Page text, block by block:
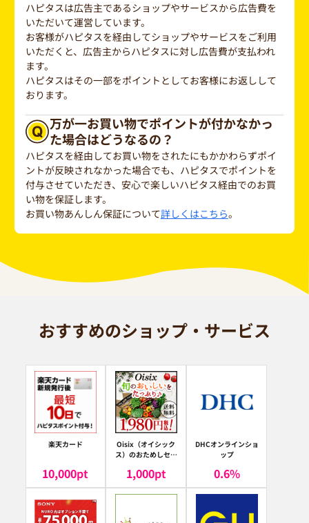
ハピタスは広告主であるショップやサービスから広告費を
いただいて運営しています。
お客様がハピタスを経由してショップやサービスをご利用
いただくと、広告主からハピタスに対し広告費が支払われ
ます。
ハピタスはその一部をポイントとしてお客様にお返しして
おります。
万が一お買い物でポイントが付かなかっ
た場合はどうなるの？
ハピタスを経由してお買い物をされたにもかかわらずポイ
ントが反映されなかった場合でも、ハピタスでポイントを
付与させていただき、安心で楽しいハピタス経由でのお買
い物を保証します。
お買い物あんしん保証について詳しくはこちら。
おすすめのショップ・サービス
楽天カード
10,000pt
Oisix（オイシック
ス）のおためしセッ
1,000pt
DHCオンラインショ
ップ
0.6%